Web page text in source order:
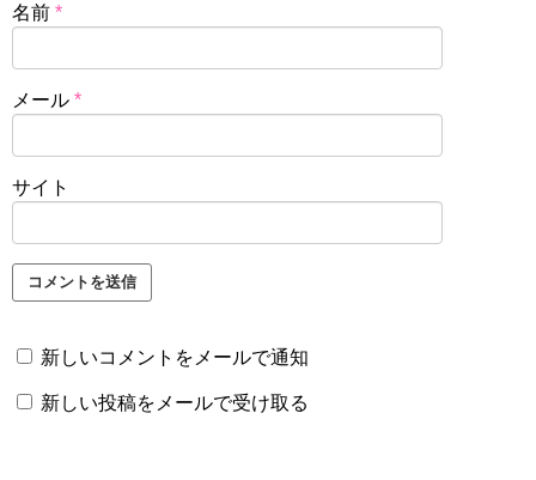
名前 *
メール *
サイト
新しいコメントをメールで通知
新しい投稿をメールで受け取る